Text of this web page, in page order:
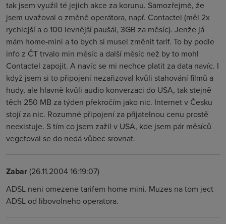
tak jsem využil té jejich akce za korunu. Samozřejmě, že
jsem uvažoval o změně operátora, např. Contactel (měl 2x
rychlejší a o 100 levnější paušál, 3GB za měsíc). Jenže já
mám home-mini a to bych si musel změnit tarif. To by podle
info z ČT trvalo min měsíc a další měsíc než by to mohl
Contactel zapojit. A navíc se mi nechce platit za data navíc. I
když jsem si to připojení nezařizoval kvůli stahování filmů a
hudy, ale hlavně kvůli audio konverzaci do USA, tak stejně
těch 250 MB za týden překročím jako nic. Internet v Česku
stojí za nic. Rozumné připojení za přijatelnou cenu prostě
neexistuje. S tím co jsem zažil v USA, kde jsem pár měsíců
vegetoval se do nedá vůbec srovnat.
Zabar(26.11.2004 16:19:07)
ADSL neni omezene tarifem home mini. Muzes na tom ject
ADSL od libovolneho operatora.